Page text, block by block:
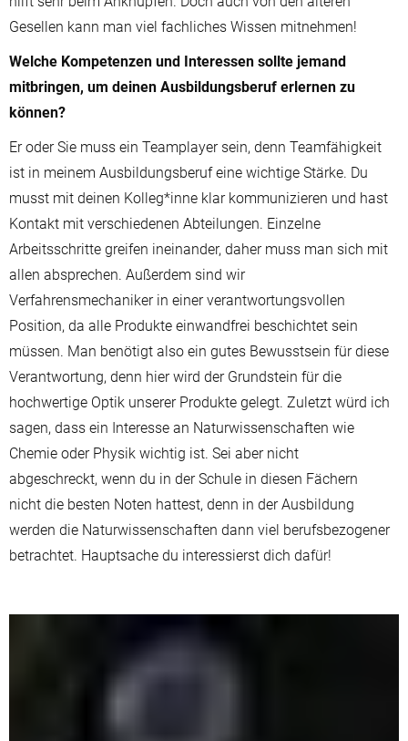
Gesellen kann man viel fachliches Wissen mitnehmen!
Welche Kompetenzen und Interessen sollte jemand
mitbringen, um deinen Ausbildungsberuf erlernen zu
können?
Er oder Sie muss ein Teamplayer sein, denn Teamfähigkeit
ist in meinem Ausbildungsberuf eine wichtige Stärke. Du
musst mit deinen Kolleg*inne klar kommunizieren und hast
Kontakt mit verschiedenen Abteilungen. Einzelne
Arbeitsschritte greifen ineinander, daher muss man sich mit
allen absprechen. Außerdem sind wir
Verfahrensmechaniker in einer verantwortungsvollen
Position, da alle Produkte einwandfrei beschichtet sein
müssen. Man benötigt also ein gutes Bewusstsein für diese
Verantwortung, denn hier wird der Grundstein für die
hochwertige Optik unserer Produkte gelegt. Zuletzt würd ich
sagen, dass ein Interesse an Naturwissenschaften wie
Chemie oder Physik wichtig ist. Sei aber nicht
abgeschreckt, wenn du in der Schule in diesen Fächern
nicht die besten Noten hattest, denn in der Ausbildung
werden die Naturwissenschaften dann viel berufsbezogener
betrachtet. Hauptsache du interessierst dich dafür!